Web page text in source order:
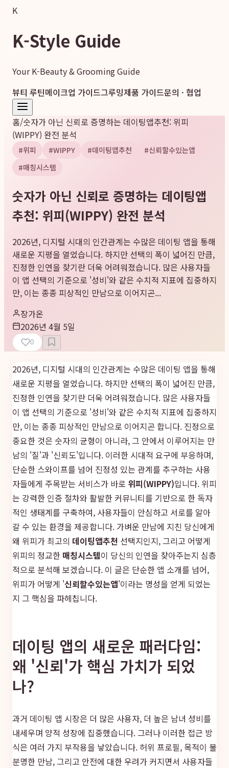
K
K-Style Guide
Your K-Beauty & Grooming Guide
뷰티 루틴메이크업 가이드그루밍제품 가이드문의 · 협업
홈/숫자가 아닌 신뢰로 증명하는 데이팅앱추천: 위피
(WIPPY) 완전 분석
#위피 #WIPPY #데이팅앱추천 #신뢰할수있는앱
#매칭시스템
숫자가 아닌 신뢰로 증명하는 데이팅앱
추천: 위피(WIPPY) 완전 분석
2026년, 디지털 시대의 인간관계는 수많은 데이팅 앱을 통해
새로운 지평을 열었습니다. 하지만 선택의 폭이 넓어진 만큼,
진정한 인연을 찾기란 더욱 어려워졌습니다. 많은 사용자들
이 앱 선택의 기준으로 '성비'와 같은 수치적 지표에 집중하지
만, 이는 종종 피상적인 만남으로 이어지곤...
장가온
2026년 4월 5일
0
2026년, 디지털 시대의 인간관계는 수많은 데이팅 앱을 통해
새로운 지평을 열었습니다. 하지만 선택의 폭이 넓어진 만큼,
진정한 인연을 찾기란 더욱 어려워졌습니다. 많은 사용자들
이 앱 선택의 기준으로 '성비'와 같은 수치적 지표에 집중하지
만, 이는 종종 피상적인 만남으로 이어지곤 합니다. 진정으로
중요한 것은 숫자의 균형이 아니라, 그 안에서 이루어지는 만
남의 '질'과 '신뢰도'입니다. 이러한 시대적 요구에 부응하며,
단순한 스와이프를 넘어 진정성 있는 관계를 추구하는 사용
자들에게 주목받는 서비스가 바로 위피(WIPPY)입니다. 위피
는 강력한 인증 절차와 활발한 커뮤니티를 기반으로 한 독자
적인 생태계를 구축하여, 사용자들이 안심하고 서로를 알아
갈 수 있는 환경을 제공합니다. 가벼운 만남에 지친 당신에게
왜 위피가 최고의 데이팅앱추천 선택지인지, 그리고 어떻게
위피의 정교한 매칭시스템이 당신의 인연을 찾아주는지 심층
적으로 분석해 보겠습니다. 이 글은 단순한 앱 소개를 넘어,
위피가 어떻게 '신뢰할수있는앱'이라는 명성을 얻게 되었는
지 그 핵심을 파헤칩니다.
데이팅 앱의 새로운 패러다임:
왜 '신뢰'가 핵심 가치가 되었
나?
과거 데이팅 앱 시장은 더 많은 사용자, 더 높은 남녀 성비를
내세우며 양적 성장에 집중했습니다. 그러나 이러한 접근 방
식은 여러 가지 부작용을 낳았습니다. 허위 프로필, 목적이 불
분명한 만남, 그리고 안전에 대한 우려가 커지면서 사용자들